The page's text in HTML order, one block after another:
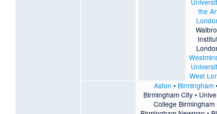
the
West
Aston • Birmingham
Birmingham City•
College Birmingham